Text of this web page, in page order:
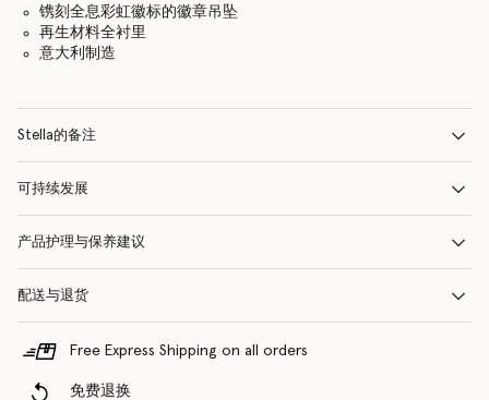
镌刻全息彩虹徽标的徽章吊坠
再生材料全衬里
意大利制造
Stella的备注
可持续发展
产品护理与保养建议
配送与退货
Free Express Shipping on all orders
免费退换